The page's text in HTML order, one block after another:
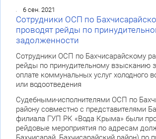
6 сен. 2021
Сотрудники ОСП по
проводят рейды по
задолженности
Сотрудники ОСП по Бахчисарайскому
рейды по принудительному взысканию
оплате коммунальных услуг холодного
или водоотведения
Судебными-исполнителями ОСП по
району совместно с представителями
филиала ГУП РК «Вода Крыма» были
рейдовые мероприятия по адресам